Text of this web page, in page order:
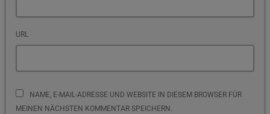
URL
NAME, E-MAIL-ADRESSE UND WEBSITE IN DIESEM BROWSER FÜR
MEINEN NÄCHSTEN KOMMENTAR SPEICHERN.